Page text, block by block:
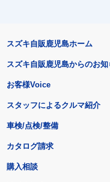
スズキ自販鹿児島ホーム
スズキ自販鹿児島からのお知
お客様Voice
スタッフによるクルマ紹介
車検/点検/整備
カタログ請求
購入相談